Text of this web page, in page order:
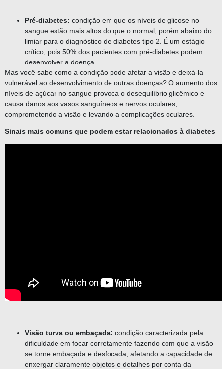
Pré-diabetes: condição em que os níveis de glicose no
sangue estão mais altos do que o normal, porém abaixo do
limiar para o diagnóstico de diabetes tipo 2. É um estágio
crítico, pois 50% dos pacientes com pré-diabetes podem
desenvolver a doença.
Mas você sabe como a condição pode afetar a visão e deixá-la
vulnerável ao desenvolvimento de outras doenças? O aumento dos
níveis de açúcar no sangue provoca o desequilíbrio glicêmico e
causa danos aos vasos sanguíneos e nervos oculares,
comprometendo a visão e levando a complicações oculares.
Sinais mais comuns que podem estar relacionados à diabetes
Visão turva ou embaçada: condição caracterizada pela
dificuldade em focar corretamente fazendo com que a visão
se torne embaçada e desfocada, afetando a capacidade de
enxergar claramente objetos e detalhes por conta da